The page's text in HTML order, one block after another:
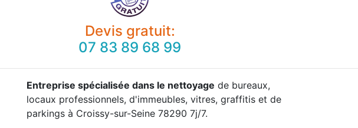
Devis gratuit:
07 83 89 68 99
Entreprise spécialisée dans le nettoyage de bureaux,
locaux professionnels, d'immeubles, vitres, graffitis et de
parkings à Croissy-sur-Seine 78290 7j/7.